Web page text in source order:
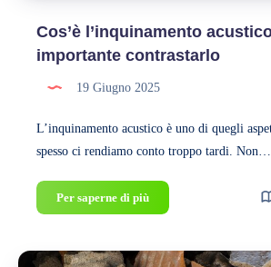
Cos’è l’inquinamento
importante contrastarlo
19 Giugno 2025
L’inquinamento acustico è uno di quegli
spesso ci rendiamo conto troppo tardi. Non…
Per saperne di piùCos’è
l’inquinamento
e